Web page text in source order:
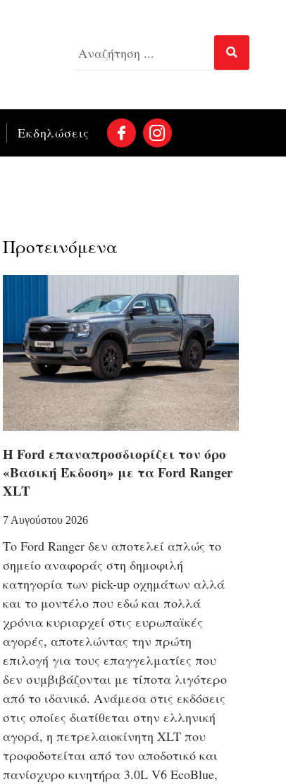
Εκδηλώσεις
Προτεινόμενα
Η Ford επαναπροσδιορίζει τον όρο
«Βασική Έκδοση» με τα Ford Ranger
XLT
7 Αυγούστου 2026
Το Ford Ranger δεν αποτελεί απλώς το
σημείο αναφοράς στη δημοφιλή
κατηγορία των pick-up οχημάτων αλλά
και το μοντέλο που εδώ και πολλά
χρόνια κυριαρχεί στις ευρωπαϊκές
αγορές, αποτελώντας την πρώτη
επιλογή για τους επαγγελματίες που
δεν συμβιβάζονται με τίποτα λιγότερο
από το ιδανικό. Ανάμεσα στις εκδόσεις
στις οποίες διατίθεται στην ελληνική
αγορά, η πετρελαιοκίνητη XLT που
τροφοδοτείται από τον αποδοτικό και
πανίσχυρο κινητήρα 3.0L V6 EcoBlue,